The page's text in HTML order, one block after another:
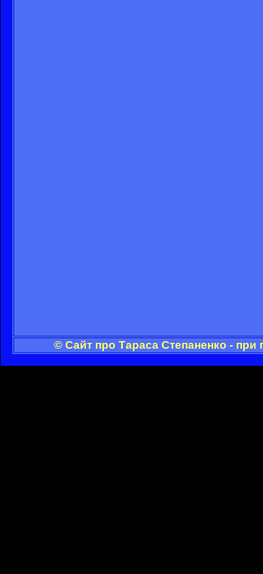
© Сайт про Тараса Степаненко -